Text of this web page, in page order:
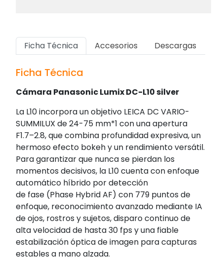
Ficha Técnica Accesorios Descargas
Ficha Técnica
Cámara Panasonic Lumix DC-L10 silver
La L10 incorpora un objetivo LEICA DC VARIO-
SUMMILUX de 24-75 mm*1 con una apertura
F1.7–2.8, que combina profundidad expresiva, un
hermoso efecto bokeh y un rendimiento versátil.
Para garantizar que nunca se pierdan los
momentos decisivos, la L10 cuenta con enfoque
automático híbrido por detección
de fase (Phase Hybrid AF) con 779 puntos de
enfoque, reconocimiento avanzado mediante IA
de ojos, rostros y sujetos, disparo continuo de
alta velocidad de hasta 30 fps y una fiable
estabilización óptica de imagen para capturas
estables a mano alzada.